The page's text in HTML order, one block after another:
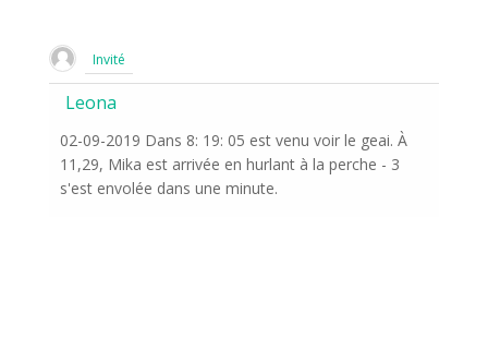
Invité
Leona
02-09-2019 Dans 8: 19: 05 est venu voir le geai. À
11,29, Mika est arrivée en hurlant à la perche - 3
s'est envolée dans une minute.